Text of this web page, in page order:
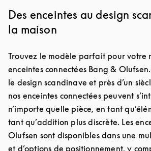
Des enceintes au design
la maison
Trouvez le modèle parfait pour votre
enceintes connectées Bang &
le design scandinave et près d’un
nos enceintes connectées peuvent
n’importe quelle pièce, en tant
tant qu’addition plus discrète. Les
Olufsen sont disponibles dans une
et d’options de positionnement, y